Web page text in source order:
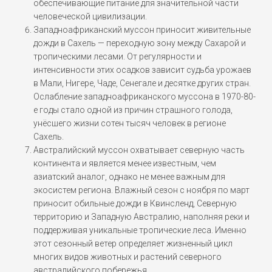
обеспечивающие питание для значительной части
человеческой цивилизации.
Западноафриканский муссон приносит живительные
дожди в Сахель — переходную зону между Сахарой и
тропическими лесами. От регулярности и
интенсивности этих осадков зависит судьба урожаев
в Мали, Нигере, Чаде, Сенегале и десятке других стран.
Ослабление западноафриканского муссона в 1970-80-
е годы стало одной из причин страшного голода,
унёсшего жизни сотен тысяч человек в регионе
Сахель.
Австралийский муссон охватывает северную часть
континента и является менее известным, чем
азиатский аналог, однако не менее важным для
экосистем региона. Влажный сезон с ноября по март
приносит обильные дожди в Квинсленд, Северную
территорию и Западную Австралию, наполняя реки и
поддерживая уникальные тропические леса. Именно
этот сезонный ветер определяет жизненный цикл
многих видов животных и растений северного